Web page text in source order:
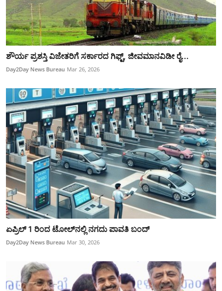
ಶೌರ್ಯ ಪ್ರಶಸ್ತಿ ವಿಜೇತರಿಗೆ ಸರ್ಕಾರದ ಗಿಫ್ಟ್​, ಜೀವಮಾನವಿಡೀ ರೈ...
Day2Day News Bureau Mar 26, 2026
ಏಪ್ರಿಲ್ 1 ರಿಂದ ಟೋಲ್‌ನಲ್ಲಿ ನಗದು ಪಾವತಿ ಬಂದ್
Day2Day News Bureau Mar 30, 2026